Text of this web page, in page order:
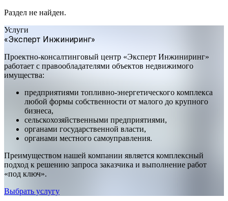
Раздел не найден.
Услуги
«Эксперт Инжиниринг»
Проектно-консалтинговый центр «Эксперт Инжиниринг»
работает с правообладателями объектов недвижимого
имущества:
предприятиями топливно-энергетического комплекса
любой формы собственности от малого до крупного
бизнеса,
сельскохозяйственными предприятиями,
органами государственной власти,
органами местного самоуправления.
Преимуществом нашей компании является комплексный
подход к решению запроса заказчика и выполнение работ
«под ключ».
Выбрать услугу